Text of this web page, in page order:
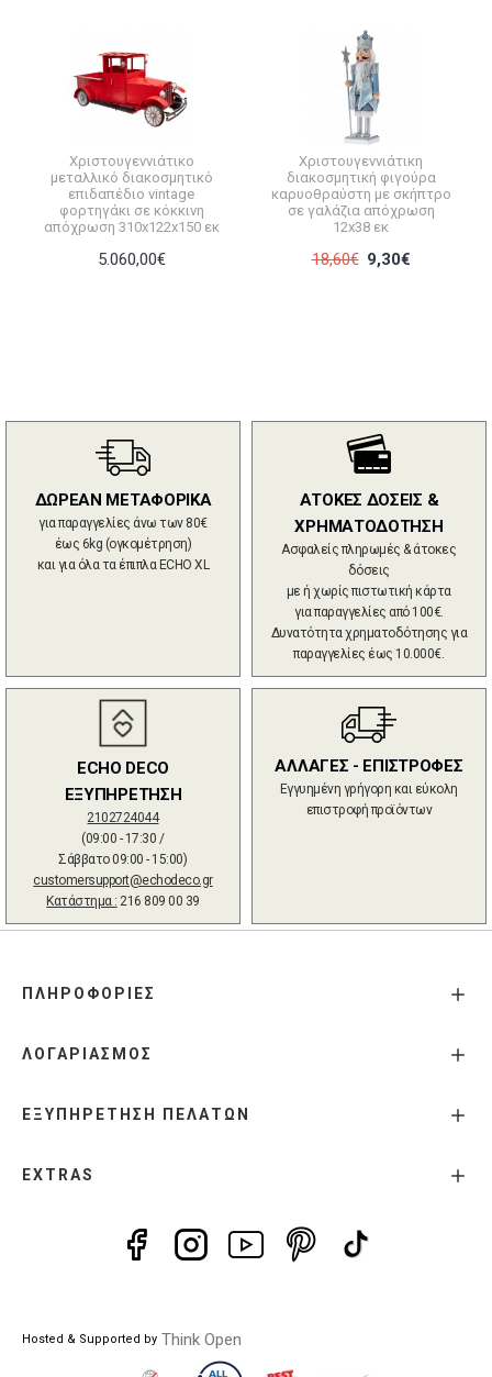
Χριστουγεννιάτικο
μεταλλικό διακοσμητικό
επιδαπέδιο vintage
φορτηγάκι σε κόκκινη
απόχρωση 310x122x150 εκ
5.060,00€
Χριστουγεννιάτικη
διακοσμητική φιγούρα
καρυοθραύστη με σκήπτρο
σε γαλάζια απόχρωση
12x38 εκ
18,60€ 9,30€
ΔΩΡΕΑΝ ΜΕΤΑΦΟΡΙΚΑ
για παραγγελίες άνω των 80€
έως 6kg (ογκομέτρηση)
και για όλα τα έπιπλα ECHO XL
ΑΤΟΚΕΣ ΔΟΣΕΙΣ &
ΧΡΗΜΑΤΟΔΟΤΗΣΗ
Ασφαλείς πληρωμές & άτοκες
δόσεις
με ή χωρίς πιστωτική κάρτα
για παραγγελίες από 100€.
Δυνατότητα χρηματοδότησης για
παραγγελίες έως 10.000€.
ECHO DECO
ΕΞΥΠΗΡΕΤΗΣΗ
2102724044
(09:00 - 17:30 /
Σάββατο 09:00 - 15:00)
customersupport@echodeco.gr
Κατάστημα : 216 809 00 39
ΑΛΛΑΓΕΣ - ΕΠΙΣΤΡΟΦΕΣ
Εγγυημένη γρήγορη και εύκολη
επιστροφή προϊόντων
ΠΛΗΡΟΦΟΡΙΕΣ
ΛΟΓΑΡΙΑΣΜΟΣ
ΕΞΥΠΗΡΕΤΗΣΗ ΠΕΛΑΤΩΝ
EXTRAS
Hosted & Supported by Think Open